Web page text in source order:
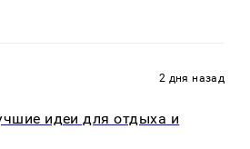
2 дня назад
идеи для отдыха и